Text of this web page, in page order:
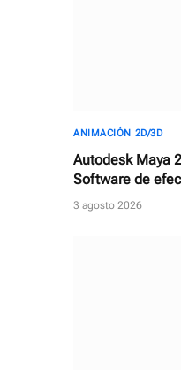
ANIMACIÓN 2D/3D
Autodesk Maya
Software de
3 agosto 2026